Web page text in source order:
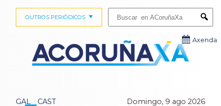
GAL CAST Domingo, 9 ago 2026
OUTROS PERIÓDICOS
Axenda